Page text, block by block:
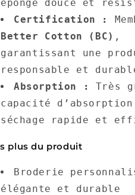
éponge douce et
Certification :
Better Cotton (BC) ,
garantissant une
responsable et
Absorption :
Très
capacité
séchage rapide et
plus du produit
Broderie
élégante et durable